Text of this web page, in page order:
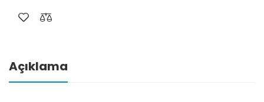
Açıklama